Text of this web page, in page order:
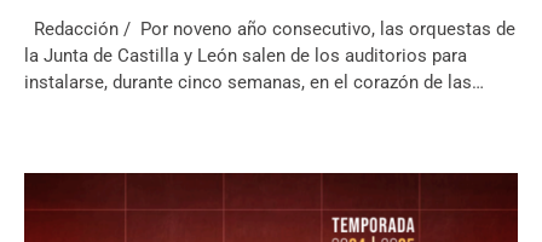
Redacción / Por noveno año consecutivo, las orquestas de
la Junta de Castilla y León salen de los auditorios para
instalarse, durante cinco semanas, en el corazón de las…